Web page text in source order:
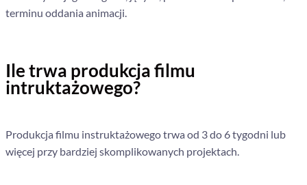
terminu oddania animacji.
Ile trwa produkcja filmu
intruktażowego?
Produkcja filmu instruktażowego trwa od 3 do 6 tygodni lub
więcej przy bardziej skomplikowanych projektach.